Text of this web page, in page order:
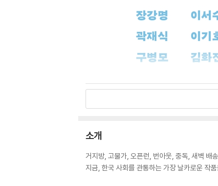
소개
거지방, 고물가, 오픈런, 번아웃, 중독, 새벽 배
지금, 한국 사회를 관통하는 가장 날카로운 작